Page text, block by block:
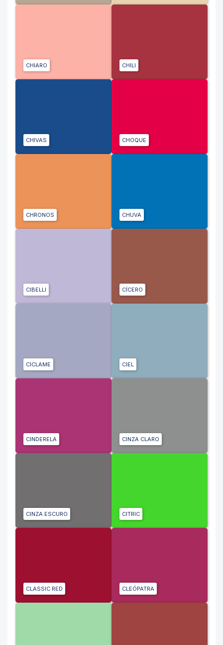
CHIARO CHILI
CHIVAS CHOQUE
CHRONOS CHUVA
CIBELLI CÍCERO
CICLAME CIEL
CINDERELA CINZA CLARO
CINZA ESCURO CITRIC
CLASSIC RED CLEÓPATRA